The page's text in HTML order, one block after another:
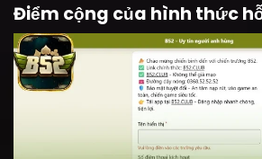
Điểm cộng của hình thức